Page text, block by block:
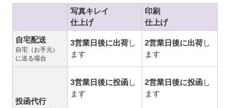
写真キレイ
仕上げ
印刷
仕上げ
自宅配送
自宅（お手元）
に送る場合
3営業日後に出荷し
ます
2営業日後に出荷し
ます
投函代行
3営業日後に投函し
ます
2営業日後に投函し
ます